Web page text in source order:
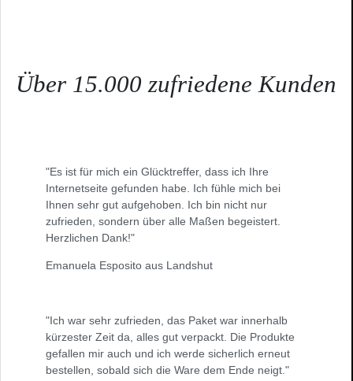
Über 15.000 zufriedene Kunden
"Es ist für mich ein Glücktreffer, dass ich Ihre
Internetseite gefunden habe. Ich fühle mich bei
Ihnen sehr gut aufgehoben. Ich bin nicht nur
zufrieden, sondern über alle Maßen begeistert.
Herzlichen Dank!"
Emanuela Esposito aus Landshut
"Ich war sehr zufrieden, das Paket war innerhalb
kürzester Zeit da, alles gut verpackt. Die Produkte
gefallen mir auch und ich werde sicherlich erneut
bestellen, sobald sich die Ware dem Ende neigt."